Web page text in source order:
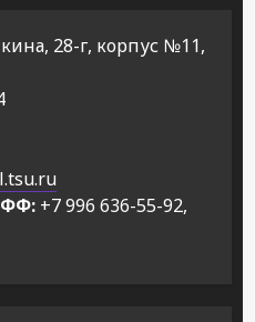
28-г, корпус №11,
+7 996 636-55-92,